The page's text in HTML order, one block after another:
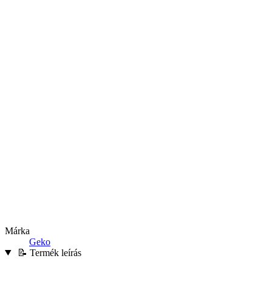
Márka
Geko
📝 Termék leírás